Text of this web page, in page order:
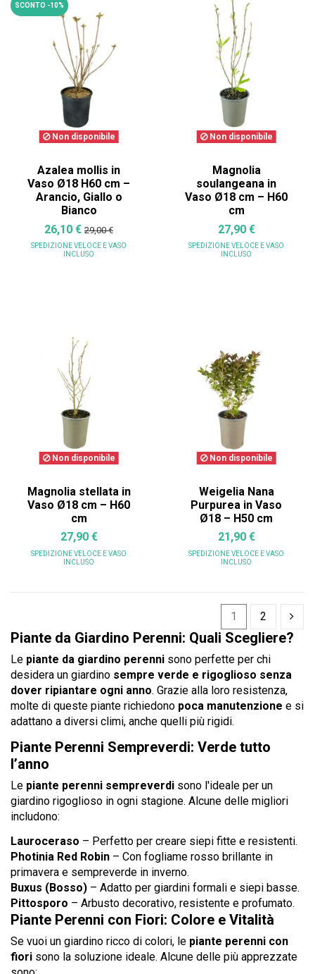
SCONTO -10%
Non disponibile
Azalea mollis in
Vaso Ø18 H60 cm –
Arancio, Giallo o
Bianco
26,10 € 29,00 €
SPEDIZIONE VELOCE E VASO
INCLUSO
Non disponibile
Magnolia
soulangeana in
Vaso Ø18 cm – H60
cm
27,90 €
SPEDIZIONE VELOCE E VASO
INCLUSO
Non disponibile
Magnolia stellata in
Vaso Ø18 cm – H60
cm
27,90 €
SPEDIZIONE VELOCE E VASO
INCLUSO
Non disponibile
Weigelia Nana
Purpurea in Vaso
Ø18 – H50 cm
21,90 €
SPEDIZIONE VELOCE E VASO
INCLUSO
1 2
Piante da Giardino Perenni: Quali Scegliere?
Le piante da giardino perenni sono perfette per chi
desidera un giardino sempre verde e rigoglioso senza
dover ripiantare ogni anno. Grazie alla loro resistenza,
molte di queste piante richiedono poca manutenzione e si
adattano a diversi climi, anche quelli più rigidi.
Piante Perenni Sempreverdi: Verde tutto
l’anno
Le piante perenni sempreverdi sono l'ideale per un
giardino rigoglioso in ogni stagione. Alcune delle migliori
includono:
Lauroceraso – Perfetto per creare siepi fitte e resistenti.
Photinia Red Robin – Con fogliame rosso brillante in
primavera e sempreverde in inverno.
Buxus (Bosso) – Adatto per giardini formali e siepi basse.
Pittosporo – Arbusto decorativo, resistente e profumato.
Piante Perenni con Fiori: Colore e Vitalità
Se vuoi un giardino ricco di colori, le piante perenni con
fiori sono la soluzione ideale. Alcune delle più apprezzate